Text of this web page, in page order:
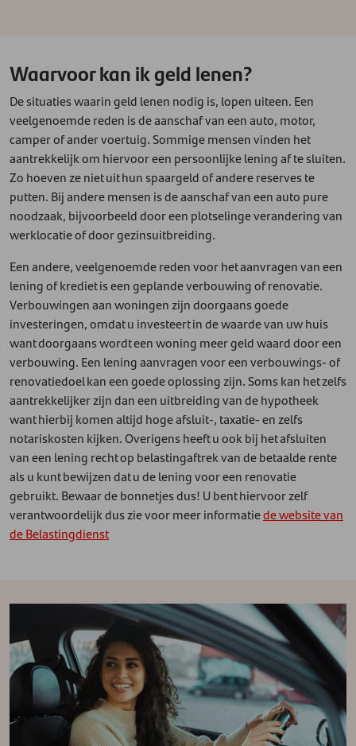
Waarvoor kan ik geld lenen?
De situaties waarin geld lenen nodig is, lopen uiteen. Een
veelgenoemde reden is de aanschaf van een auto, motor,
camper of ander voertuig. Sommige mensen vinden het
aantrekkelijk om hiervoor een persoonlijke lening af te sluiten.
Zo hoeven ze niet uit hun spaargeld of andere reserves te
putten. Bij andere mensen is de aanschaf van een auto pure
noodzaak, bijvoorbeeld door een plotselinge verandering van
werklocatie of door gezinsuitbreiding.
Een andere, veelgenoemde reden voor het aanvragen van een
lening of krediet is een geplande verbouwing of renovatie.
Verbouwingen aan woningen zijn doorgaans goede
investeringen, omdat u investeert in de waarde van uw huis
want doorgaans wordt een woning meer geld waard door een
verbouwing. Een lening aanvragen voor een verbouwings- of
renovatiedoel kan een goede oplossing zijn. Soms kan het zelfs
aantrekkelijker zijn dan een uitbreiding van de hypotheek
want hierbij komen altijd hoge afsluit-, taxatie- en zelfs
notariskosten kijken. Overigens heeft u ook bij het afsluiten
van een lening recht op belastingaftrek van de betaalde rente
als u kunt bewijzen dat u de lening voor een renovatie
gebruikt. Bewaar de bonnetjes dus! U bent hiervoor zelf
verantwoordelijk dus zie voor meer informatiede website van
de Belastingdienst